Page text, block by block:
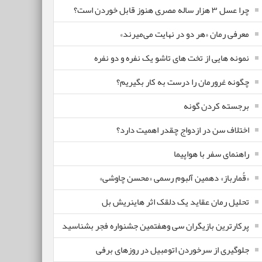
چرا عسل ۳ هزار ساله‌ مصری هنوز قابل خوردن است؟
معرفی رمان «هر دو در نهایت می‌میرند»
نمونه هایی از تخت های تاشو یک نفره و دو نفره
چگونه غرورمان را درست به کار بگیریم؟
برجسته کردن گونه
اختلاف سن در ازدواج چقدر اهمیت دارد؟
راهنمای سفر با هواپیما
«قُمارباز» دهمین آلبوم رسمی «محسن چاوشی»
تحلیل رمان عقاید یک دلقک اثر هاینریش بل
پرکارترین بازیگران سی وهفتمین جشنواره فجر بشناسید
جلوگیری از سرخوردن اتومبیل در روزهای برفی